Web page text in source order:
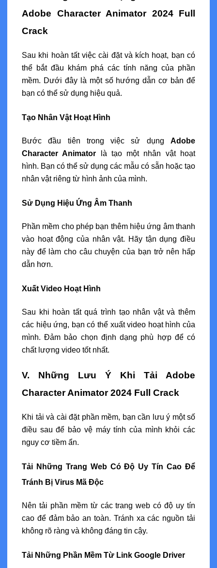
Adobe Character Animator 2024 Full
Crack
Sau khi hoàn tất việc cài đặt và kích hoạt, bạn có
thể bắt đầu khám phá các tính năng của phần
mềm. Dưới đây là một số hướng dẫn cơ bản để
bạn có thể sử dụng hiệu quả.
Tạo Nhân Vật Hoạt Hình
Bước đầu tiên trong việc sử dụng Adobe
Character Animator là tạo một nhân vật hoạt
hình. Bạn có thể sử dụng các mẫu có sẵn hoặc tạo
nhân vật riêng từ hình ảnh của mình.
Sử Dụng Hiệu Ứng Âm Thanh
Phần mềm cho phép bạn thêm hiệu ứng âm thanh
vào hoạt động của nhân vật. Hãy tận dụng điều
này để làm cho câu chuyện của bạn trở nên hấp
dẫn hơn.
Xuất Video Hoạt Hình
Sau khi hoàn tất quá trình tạo nhân vật và thêm
các hiệu ứng, bạn có thể xuất video hoạt hình của
mình. Đảm bảo chọn định dạng phù hợp để có
chất lượng video tốt nhất.
V. Những Lưu Ý Khi Tải Adobe
Character Animator 2024 Full Crack
Khi tải và cài đặt phần mềm, bạn cần lưu ý một số
điều sau để bảo vệ máy tính của mình khỏi các
nguy cơ tiềm ẩn.
Tải Những Trang Web Có Độ Uy Tín Cao Để
Tránh Bị Virus Mã Độc
Nên tải phần mềm từ các trang web có độ uy tín
cao để đảm bảo an toàn. Tránh xa các nguồn tải
không rõ ràng và không đáng tin cậy.
Tải Những Phần Mềm Từ Link Google Driver